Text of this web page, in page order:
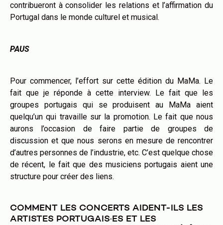
contribueront à consolider les relations et l’affirmation du
Portugal dans le monde culturel et musical.
PAUS
Pour commencer, l’effort sur cette édition du MaMa. Le
fait que je réponde à cette interview. Le fait que les
groupes portugais qui se produisent au MaMa aient
quelqu’un qui travaille sur la promotion. Le fait que nous
aurons l’occasion de faire partie de groupes de
discussion et que nous serons en mesure de rencontrer
d’autres personnes de l’industrie, etc. C’est quelque chose
de récent, le fait que des musiciens portugais aient une
structure pour créer des liens.
COMMENT LES CONCERTS AIDENT-ILS LES
ARTISTES PORTUGAIS·ES ET LES